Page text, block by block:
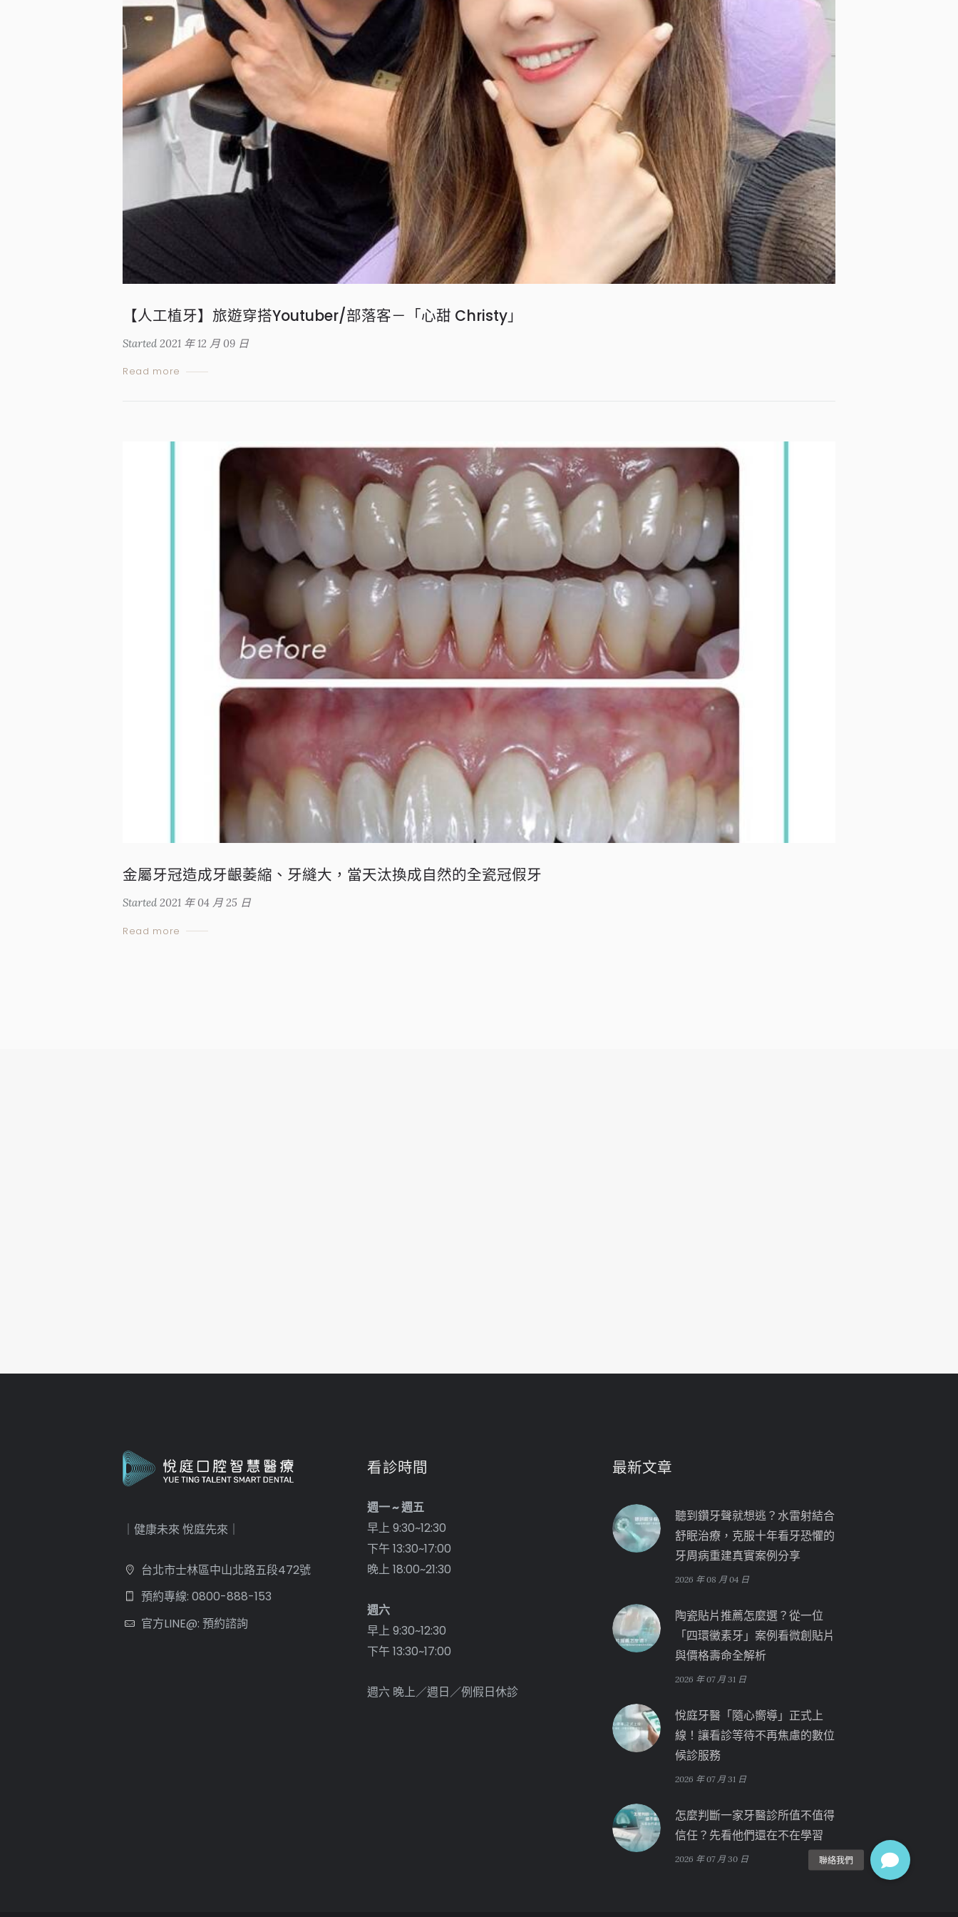
【人工植牙】旅遊穿搭Youtuber/部落客－「心甜 Christy」
Started 2021 年 12 月 09 日
Read more
金屬牙冠造成牙齦萎縮、牙縫大，當天汰換成自然的全瓷冠假牙
Started 2021 年 04 月 25 日
Read more
｜健康未來 悅庭先來｜
台北市士林區中山北路五段472號
預約專線: 0800-888-153
官方LINE@: 預約諮詢
看診時間
週一 ~ 週五
早上 9:30~12:30
下午 13:30~17:00
晚上 18:00~21:30
週六
早上 9:30~12:30
下午 13:30~17:00
週六 晚上／週日／例假日休診
最新文章
聽到鑽牙聲就想逃？水雷射結合
舒眠治療，克服十年看牙恐懼的
牙周病重建真實案例分享
2026 年 08 月 04 日
陶瓷貼片推薦怎麼選？從一位
「四環黴素牙」案例看微創貼片
與價格壽命全解析
2026 年 07 月 31 日
悅庭牙醫「隨心嚮導」正式上
線！讓看診等待不再焦慮的數位
候診服務
2026 年 07 月 31 日
怎麼判斷一家牙醫診所值不值得
信任？先看他們還在不在學習
2026 年 07 月 30 日